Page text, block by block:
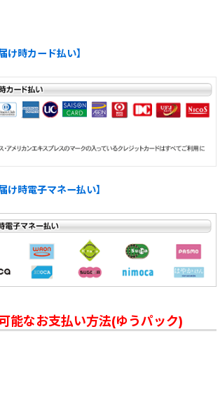
け時カード払い】
け時電子マネー払い】
能なお支払い方法(ゆうパック)